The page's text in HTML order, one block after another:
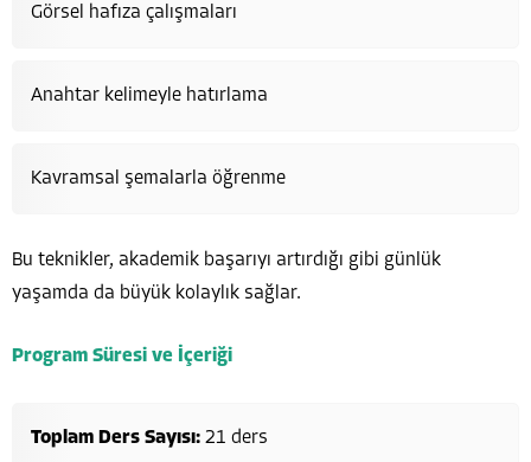
Görsel hafıza çalışmaları
Anahtar kelimeyle hatırlama
Kavramsal şemalarla öğrenme
Bu teknikler, akademik başarıyı artırdığı gibi günlük
yaşamda da büyük kolaylık sağlar.
Program Süresi ve İçeriği
Toplam Ders Sayısı: 21 ders